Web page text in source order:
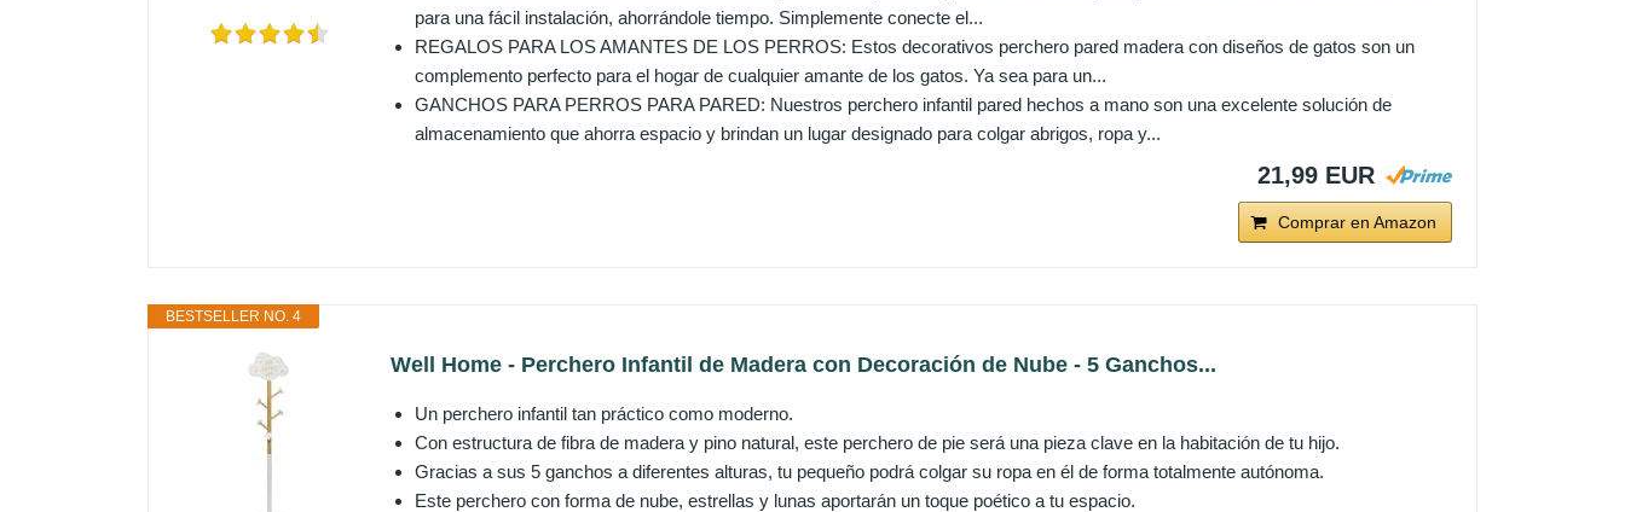
para una fácil instalación, ahorrándole tiempo. Simplemente conecte el...
REGALOS PARA LOS AMANTES DE LOS PERROS: Estos decorativos perchero pared madera con diseños de gatos son un
complemento perfecto para el hogar de cualquier amante de los gatos. Ya sea para un...
GANCHOS PARA PERROS PARA PARED: Nuestros perchero infantil pared hechos a mano son una excelente solución de
almacenamiento que ahorra espacio y brindan un lugar designado para colgar abrigos, ropa y...
21,99 EUR
Comprar en Amazon
BESTSELLER NO. 4
Well Home - Perchero Infantil de Madera con Decoración de Nube - 5 Ganchos...
Un perchero infantil tan práctico como moderno.
Con estructura de fibra de madera y pino natural, este perchero de pie será una pieza clave en la habitación de tu hijo.
Gracias a sus 5 ganchos a diferentes alturas, tu pequeño podrá colgar su ropa en él de forma totalmente autónoma.
Este perchero con forma de nube, estrellas y lunas aportarán un toque poético a tu espacio.